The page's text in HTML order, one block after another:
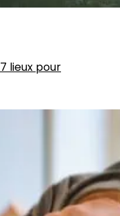
7 lieux pour